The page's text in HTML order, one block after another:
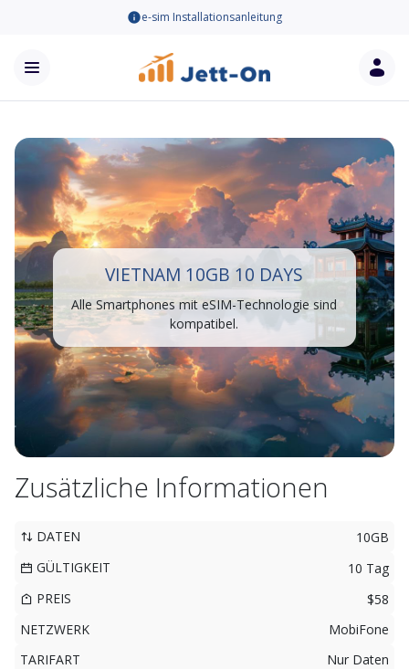
e-sim Installationsanleitung
VIETNAM 10GB 10 DAYS
Alle Smartphones mit eSIM-Technologie sind
kompatibel.
Zusätzliche Informationen
DATEN
10GB
GÜLTIGKEIT
10 Tag
PREIS
$58
NETZWERK
MobiFone
TARIFART
Nur Daten